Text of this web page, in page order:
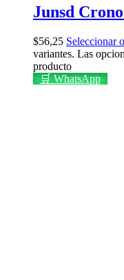
Junsd
$56,25 Seleccionar
variantes. Las
producto
🛒 WhatsApp